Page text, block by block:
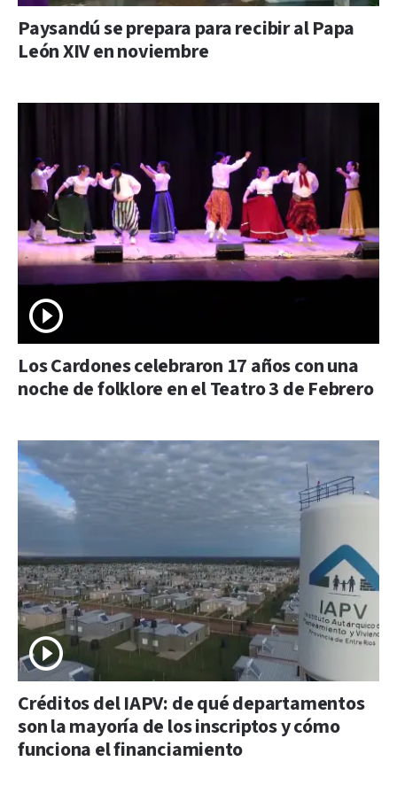
Paysandú se prepara para recibir al Papa
León XIV en noviembre
Los Cardones celebraron 17 años con una
noche de folklore en el Teatro 3 de Febrero
Créditos del IAPV: de qué departamentos
son la mayoría de los inscriptos y cómo
funciona el financiamiento